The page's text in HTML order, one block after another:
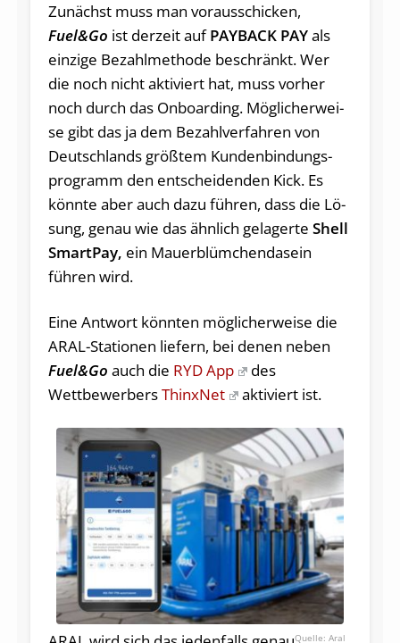
Zunächst muss man vorausschicken,
Fuel&Go ist derzeit aufPAYBACK PAYals
ein­zi­ge Be­zahl­me­tho­de be­schränkt. Wer
die noch nicht ak­ti­viert hat, muss vor­her
noch durch das On­boar­ding. Mög­li­cher­wei­
se gibt das ja dem Be­zahl­ver­fah­ren von
Deutsch­lands grö­ß­tem Kun­den­bin­dungs­
pro­gramm den ent­schei­den­den Kick. Es
könn­te aber auch da­zu füh­ren, dass die Lö­
sung, ge­nau wie das ähn­lich ge­la­ger­te Shell
SmartPay, ein Mauerblümchendasein
führen wird.
Eine Antwort könnten möglicherweise die
ARAL-Stationen liefern, bei denen neben
Fuel&Go auch die RYD App
des
WettbewerbersThinxNet aktiviert ist.
Aral